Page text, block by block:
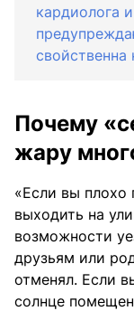
кардиолога
свойственна
Почему
жару
«Если вы плохо
выходить на
возможности
друзьям или
отменял. Если
солнце